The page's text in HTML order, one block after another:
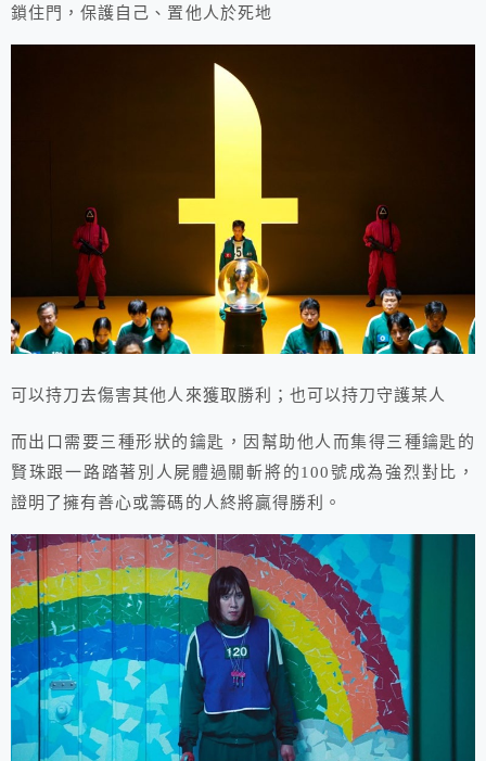
鎖住門，保護自己、置他人於死地
可以持刀去傷害其他人來獲取勝利；也可以持刀守護某人
而出口需要三種形狀的鑰匙，因幫助他人而集得三種鑰匙的
賢珠跟一路踏著別人屍體過關斬將的100號成為強烈對比，
證明了擁有善心或籌碼的人終將贏得勝利。